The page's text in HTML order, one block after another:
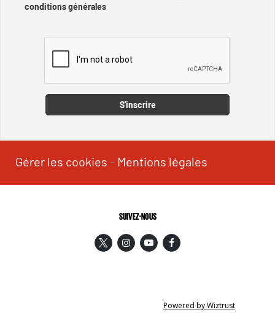
conditions générales
S'inscrire
Gérer les cookies - Mentions légales
SUIVEZ-NOUS
Powered by Wiztrust